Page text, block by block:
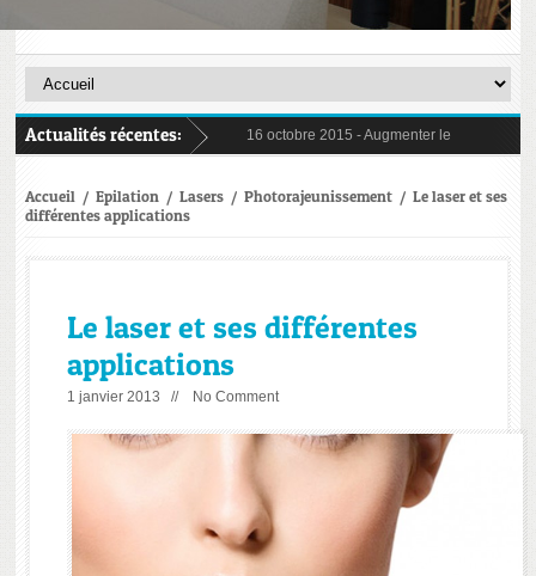
Actualités récentes: 16 octobre 2015 -Augmenter le volume de ses
5 juin 2015 -Et si vous passiez l’été sans
Accueil /Epilation /Lasers /Photorajeunissement /Le laser et ses
différentes applications
Le laser et ses différentes
applications
1 janvier 2013 // No Comment